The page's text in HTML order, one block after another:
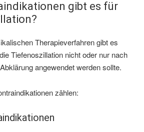
gibt es für
Therapieverfahren gibt es
Tiefenoszillation nicht oder nur nach
angewendet werden sollte.
zählen: